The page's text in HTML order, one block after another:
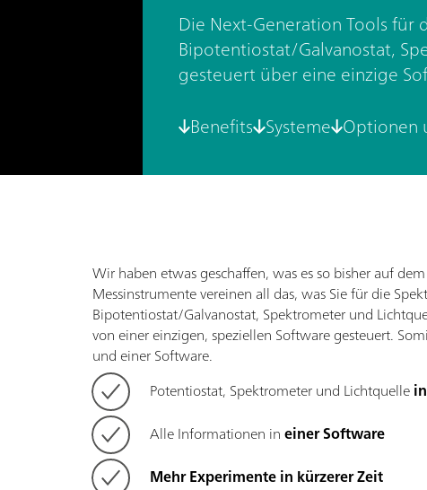
Die Next-Generation Tools für
Bipotentiostat/Galvanostat,
gesteuert über eine einzige
Benefits Systeme Optionen
Wir haben etwas geschaffen, was es so bisher auf
Messinstrumente vereinen all das, was Sie für die
Bipotentiostat/Galvanostat, Spektrometer und
von einer einzigen, speziellen Software gesteuert.
und einer Software.
Potentiostat, Spektrometer und Lichtquellein
Alle Informationen ineiner Software
Mehr Experimente in kürzerer Zeit